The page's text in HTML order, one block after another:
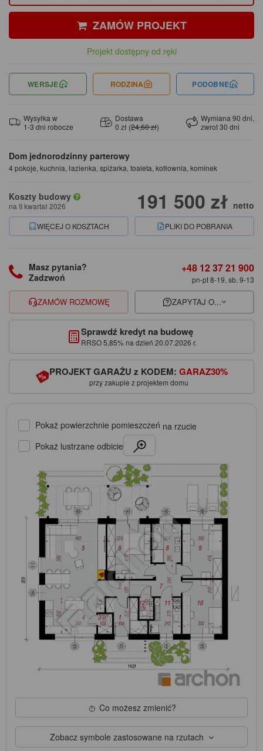
Dom jednorodzinny parterowy
4 pokoje, kuchnia, łazienka, spiżarka, toaleta, kotłownia, kominek
Koszty budowy
na II kwartał 2026 191 500 zł netto
WIĘCEJ O KOSZTACH PLIKI DO POBRANIA
ZAMÓW PROJEKT
Projekt dostępny od ręki
WERSJE RODZINA PODOBNE
Wysyłka w
1-3 dni robocze
Dostawa
0 zł (24,60 zł)
Wymiana 90 dni,
zwrot 30 dni
Masz pytania?
Zadzwoń
+48 12 37 21 900
pn-pt 8-19, sb. 9-13
ZAMÓW ROZMOWĘ ZAPYTAJ O...
Sprawdź kredyt na budowę
RRSO 5,85% na dzień 20.07.2026 r.
PROJEKT GARAŻU z KODEM: GARAZ30%
przy zakupie z projektem domu
Pokaż powierzchnie pomieszczeń na rzucie
Pokaż lustrzane odbicie
Co możesz zmienić?
Zobacz symbole zastosowane na rzutach